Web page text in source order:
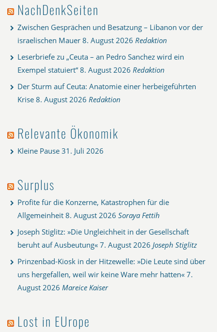
NachDenkSeiten
Zwischen Gesprächen und Besatzung – Libanon vor der
israelischen Mauer 8. August 2026 Redaktion
Leserbriefe zu „Ceuta – an Pedro Sanchez wird ein
Exempel statuiert“ 8. August 2026 Redaktion
Der Sturm auf Ceuta: Anatomie einer herbeigeführten
Krise 8. August 2026 Redaktion
Relevante Ökonomik
Kleine Pause 31. Juli 2026
Surplus
Profite für die Konzerne, Katastrophen für die
Allgemeinheit 8. August 2026 Soraya Fettih
Joseph Stiglitz: »Die Ungleichheit in der Gesellschaft
beruht auf Ausbeutung« 7. August 2026 Joseph Stiglitz
Prinzenbad-Kiosk in der Hitzewelle: »Die Leute sind über
uns hergefallen, weil wir keine Ware mehr hatten« 7.
August 2026 Mareice Kaiser
Lost in EUrope